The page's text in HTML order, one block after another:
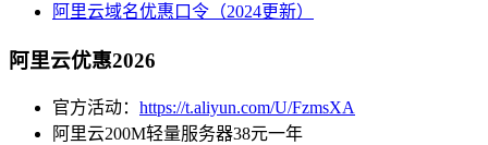
阿里云域名优惠口令（2024更新）
阿里云优惠2026
官方活动： https://t.aliyun.com/U/FzmsXA
阿里云200M轻量服务器38元一年